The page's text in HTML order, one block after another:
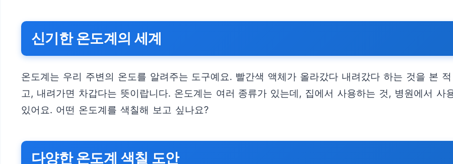
신기한 온도계의 세계
온도계는 우리 주변의 온도를 알려주는 도구예요. 빨간색 액체가 올라갔다 내려갔다 하는 것을 본
고, 내려가면 차갑다는 뜻이랍니다. 온도계는 여러 종류가 있는데, 집에서 사용하는 것, 병원에서 사
있어요. 어떤 온도계를 색칠해 보고 싶나요?
다양한 온도계 색칠 도안